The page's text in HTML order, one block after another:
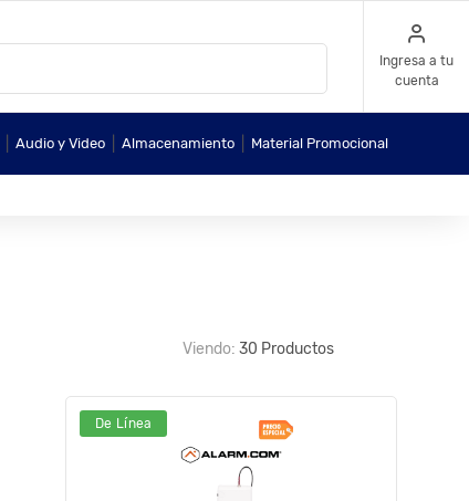
Ingresa a tu
cuenta
Audio y Video Almacenamiento Material Promocional
Viendo: 30 Productos
De Línea